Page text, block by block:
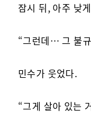
잠시 뒤, 아주 낮
“그런데… 그 불
민수가 웃었다.
“그게 살아 있는